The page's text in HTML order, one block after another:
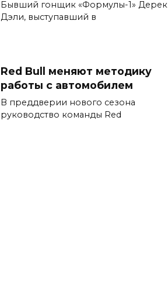
Бывший гонщик «Формулы-1» Дерек
Дэли, выступавший в
Red Bull меняют методику
работы с автомобилем
В преддверии нового сезона
руководство команды Red